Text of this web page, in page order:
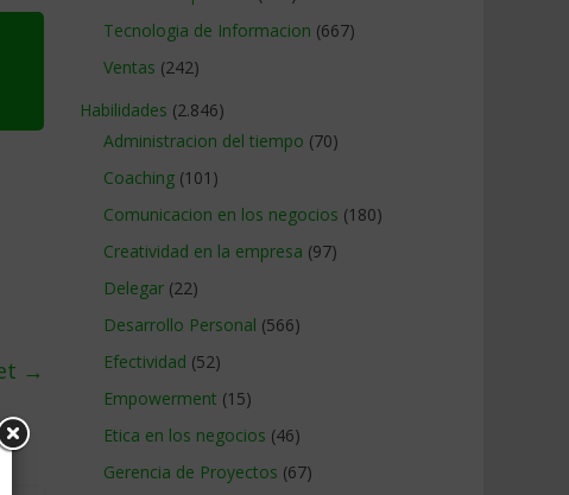
→
Tecnologia de Informacion (667)
Ventas (242)
Habilidades (2.846)
Administracion del tiempo (70)
Coaching (101)
Comunicacion en los negocios (180)
Creatividad en la empresa (97)
Delegar (22)
Desarrollo Personal (566)
Efectividad (52)
Empowerment (15)
Etica en los negocios (46)
Gerencia de Proyectos (67)